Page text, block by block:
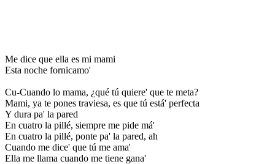
Me dice que ella es mi mami
Esta noche fornicamo'
Cu-Cuando lo mama, ¿qué tú quiere' que te meta?
Mami, ya te pones traviesa, es que tú está' perfecta
Y dura pa' la pared
En cuatro la pillé, siempre me pide má'
En cuatro la pillé, ponte pa' la pared, ah
Cuando me dice' que tú me ama'
Ella me llama cuando me tiene gana'